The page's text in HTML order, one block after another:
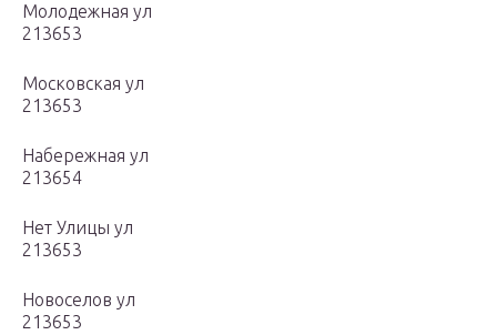
Молодежная ул
213653
Московская ул
213653
Набережная ул
213654
Нет Улицы ул
213653
Новоселов ул
213653